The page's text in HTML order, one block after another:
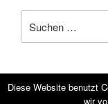
nach:
Diese Website benutzt
wir